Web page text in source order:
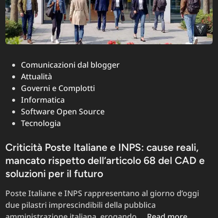
della
banda
larga
PostedComunicazioni dal blogger
Attualità
Governi e Complotti
Informatica
Software Open Source
Tecnologia
Criticità Poste Italiane e INPS: cause reali,
mancato rispetto dell’articolo 68 del CAD e
soluzioni per il futuro
Poste Italiane e INPS rappresentano al giorno d’oggi
due pilastri imprescindibili della pubblica